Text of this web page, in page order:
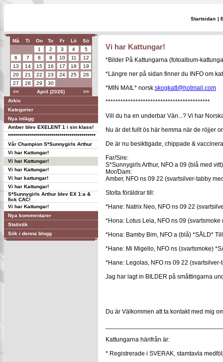
Startsidan |
Må Ti On To Fr Lö
Sö
1
2 3 4
5
6
7 8 9 10 11
12
13
14 15 16 17 18
19
20
21 22 23 24 25
26
27
28 29
30
<<
April (2026)
>>
Arkiv
Kategorier
Nya inlägg
Amber blev EXELENT 1 i sin klass!
********************************************
Vår Champion S*Sunnygirls Arthur
Vi har Kattungar!
Vi har Kattungar!
Vi har Kattungar!
Vi har kattungar!
Vi har Kattungar!
S*Sunnygirls Arthur blev EX 1:a &
fick CAC!
Vi har Kattungar!
Nya kommentarer
Statistik
Sök i denna blogg
Vi har Kattungar!
*Bilder På Kattungarna (fotoalbum-
*Längre ner på sidan finner du INFO om
*MIN MAIL* norsk.skogkatt@hotmail.com
******************************************
Vill du ha en underbar Vän...? Vi har
Nu är det fullt ös här hemma när de röjjer
De är nu besiktigade, chippade &
Far/Sire:
S*Sunnygirls Arthur, NFO a 09 (blå med vitt)
Mor/Dam:
Amber, NFO ns 09 22 (svartsilver-tabby
Stolta föräldrar till:
*Hane: Natrix Neo, NFO ns 09 22
*Hona: Lotus Leia, NFO ns 09 (svartsmoke
*Hona: Bamby Bim, NFO a (blå) *SÅLD*
*Hane: Mi Migello, NFO ns (svartsmoke)
*Hane: Legolas, NFO ns 09 22
Jag har lagt in BILDER på småttingarna
Du är Välkommen att ta kontakt med mig
Kattungarna härifrån är:
* Registrerade i SVERAK, stamtavla